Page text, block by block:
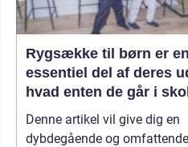
Rygsække til børn er
essentiel del af deres
hvad enten de går i
deltager i udflugter
rejser
Denne artikel vil give dig en
dybdegående og omfattende